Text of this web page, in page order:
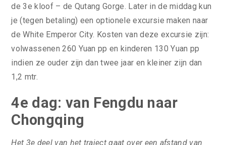
de 3e kloof – de Qutang Gorge. Later in de middag kun
je (tegen betaling) een optionele excursie maken naar
de White Emperor City. Kosten van deze excursie zijn:
volwassenen 260 Yuan pp en kinderen 130 Yuan pp
indien ze ouder zijn dan twee jaar en kleiner zijn dan
1,2 mtr.
4e dag: van Fengdu naar
Chongqing
Het 3e deel van het traject gaat over een afstand van